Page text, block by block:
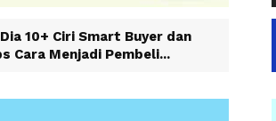
10+ Ciri Smart Buyer dan
Cara Menjadi Pembeli...